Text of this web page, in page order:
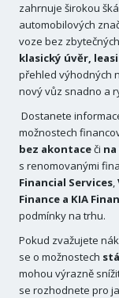
zahrnuje širokou
automobilových
voze bez
klasický úvěr,
přehled výhodných
nový vůz snadno a
Dostanete
možnostech
bez akontaceči
s renomovanými
Financial Services,
Finance a KIA
podmínky na trhu.
Pokud zvažujete
se o možnostech
mohou výrazně
se rozhodnete pro